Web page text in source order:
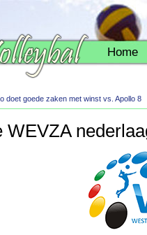
Home
doet goede zaken met winst vs. Apollo 8
WEVZA